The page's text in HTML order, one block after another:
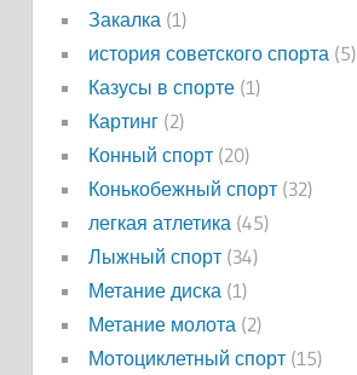
Закалка(1)
история советского спорта(5)
Казусы в спорте(1)
Картинг(2)
Конный спорт(20)
Конькобежный спорт(32)
легкая атлетика(45)
Лыжный спорт(34)
Метание диска(1)
Метание молота(2)
Мотоциклетный спорт(15)